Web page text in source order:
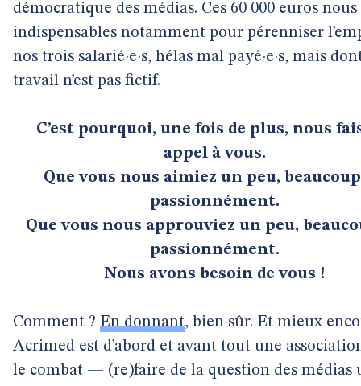
démocratique des médias. Ces 60 000 euros
indispensables notamment pour pérenniser
nos trois salarié·e·s, hélas mal payé·e·s, mais
travail n’est pas fictif.
C’est pourquoi, une fois de plus, nous
appel à vous.
Que vous nous aimiez un peu,
passionnément.
Que vous nous approuviez un peu,
passionnément.
Nous avons besoin de vous !
Comment ? En donnant, bien sûr. Et mieux
Acrimed est d’abord et avant tout une
le combat — (re)faire de la question des médias